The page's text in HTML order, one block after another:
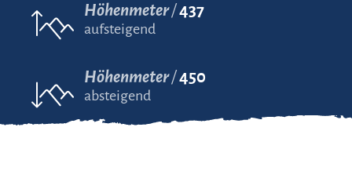
Höhenmeter 437
aufsteigend
Höhenmeter 450
absteigend